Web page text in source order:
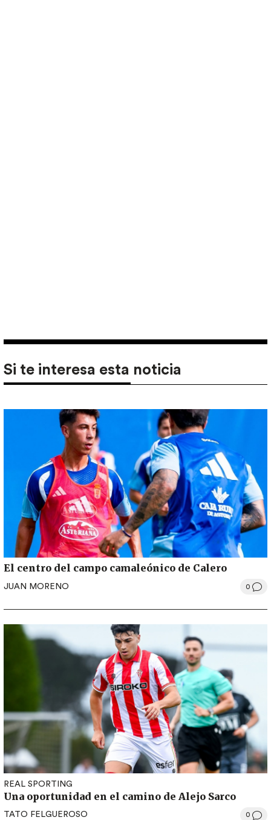
Si te interesa esta noticia
El centro del campo camaleónico de Calero
JUAN MORENO 0
REAL SPORTING
Una oportunidad en el camino de Alejo Sarco
TATO FELGUEROSO 0